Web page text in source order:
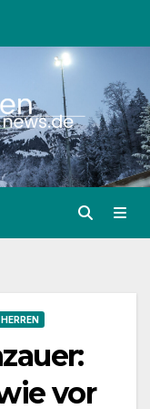
vor